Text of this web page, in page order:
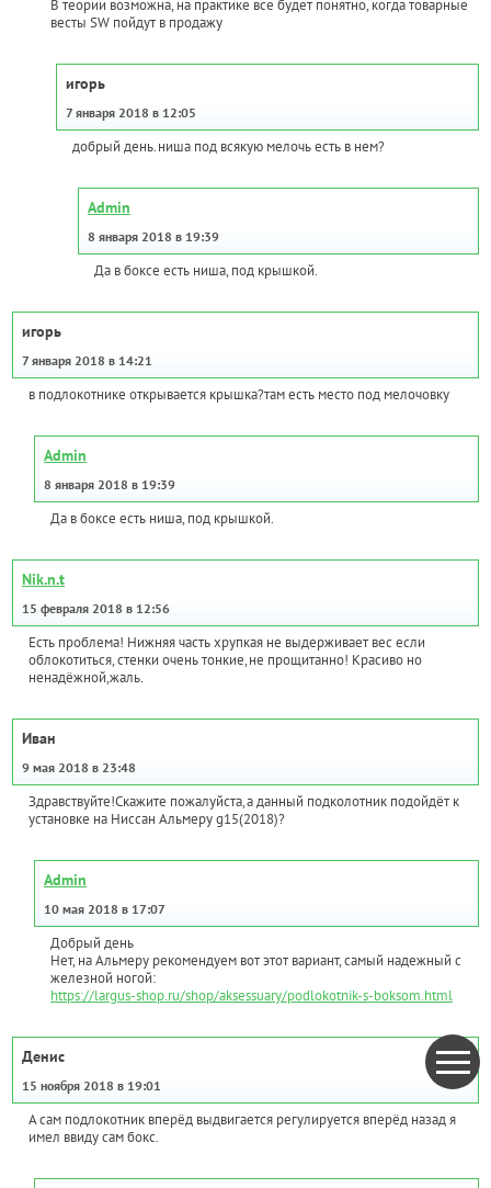
В теории возможна, на практике все будет понятно, когда товарные
весты SW пойдут в продажу
игорь
7 января 2018 в 12:05
добрый день.ниша под всякую мелочь есть в нем?
Admin
8 января 2018 в 19:39
Да в боксе есть ниша, под крышкой.
игорь
7 января 2018 в 14:21
в подлокотнике открывается крышка?там есть место под мелочовку
Admin
8 января 2018 в 19:39
Да в боксе есть ниша, под крышкой.
Nik.n.t
15 февраля 2018 в 12:56
Есть проблема! Нижняя часть хрупкая не выдерживает вес если
облокотиться, стенки очень тонкие,не прощитанно! Красиво но
ненадёжной,жаль.
Иван
9 мая 2018 в 23:48
Здравствуйте!Скажите пожалуйста,а данный подколотник подойдёт к
установке на Ниссан Альмеру g15(2018)?
Admin
10 мая 2018 в 17:07
Добрый день
Нет, на Альмеру рекомендуем вот этот вариант, самый надежный с
железной ногой:
https://largus-shop.ru/shop/aksessuary/podlokotnik-s-boksom.html
Денис
15 ноября 2018 в 19:01
А сам подлокотник вперёд выдвигается регулируется вперёд назад я
имел ввиду сам бокс.